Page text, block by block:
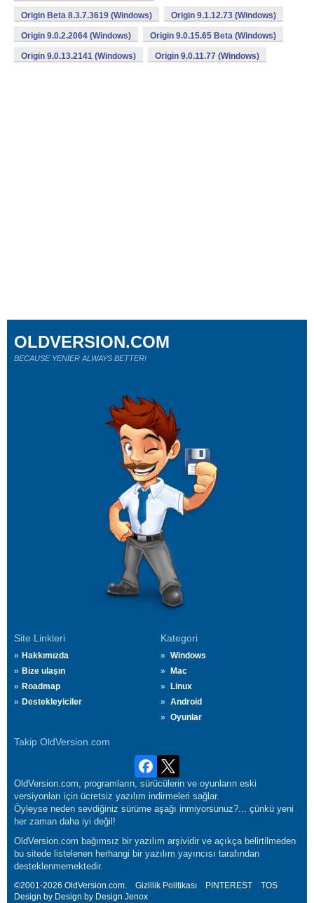
Origin Beta 8.3.7.3619 (Windows) Origin 9.1.12.73 (Windows)
Origin 9.0.2.2064 (Windows) Origin 9.0.15.65 Beta (Windows)
Origin 9.0.13.2141 (Windows) Origin 9.0.11.77 (Windows)
Site Linkleri
Hakkımızda
Bize ulaşın
Roadmap
Destekleyiciler
Kategori
Windows
Mac
Linux
Android
Oyunlar
Takip OldVersion.com
OLDVERSION.COM
BECAUSE YENİER ALWAYS BETTER!
OldVersion.com, programların, sürücülerin ve oyunların eski
versiyonları için ücretsiz yazılım indirmeleri sağlar.
Öyleyse neden sevdiğiniz sürüme aşağı inmiyorsunuz?... çünkü yeni
her zaman daha iyi değil!
OldVersion.com bağımsız bir yazılım arşividir ve açıkça belirtilmeden
bu sitede listelenen herhangi bir yazılım yayıncısı tarafından
desteklenmemektedir.
©2001-2026 OldVersion.com. Gizlilik Politikası PINTEREST
TOS
Design by Design by Design Jenox